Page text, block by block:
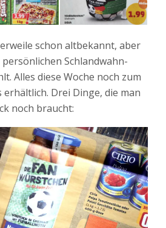
schon altbekannt, aber
Schlandwahn-
Alles diese Woche noch zum
Drei Dinge, die man
noch braucht: